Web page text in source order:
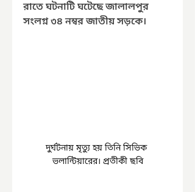
রাতে ঘটনাটি ঘটেছে জালালপুর
সংলগ্ন ৩৪ নম্বর জাতীয় সড়কে।
দুর্ঘটনায় মৃত্যু হয় তিনি সিভিক
ভলান্টিয়ারের। প্রতীকী ছবি